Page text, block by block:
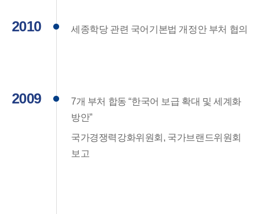
2010 세종학당 관련 국어기본법 개정안 부처 협의
2009
7개 부처 합동 “한국어 보급 확대 및 세계화
방안”
국가경쟁력강화위원회, 국가브랜드위원회
보고